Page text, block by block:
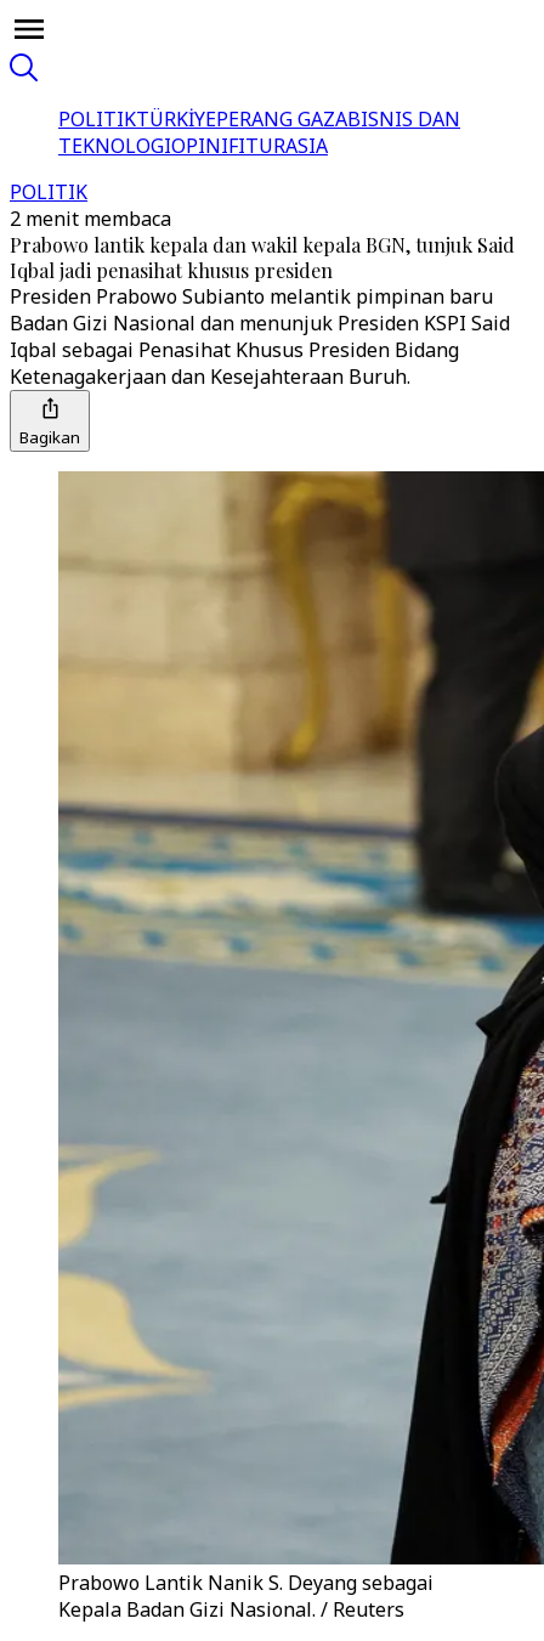
POLITIKTÜRKİYEPERANG GAZABISNIS DAN
TEKNOLOGIOPINIFITURASIA
POLITIK
2 menit membaca
Prabowo lantik kepala dan wakil kepala BGN, tunjuk Said
Iqbal jadi penasihat khusus presiden
Presiden Prabowo Subianto melantik pimpinan baru
Badan Gizi Nasional dan menunjuk Presiden KSPI Said
Iqbal sebagai Penasihat Khusus Presiden Bidang
Ketenagakerjaan dan Kesejahteraan Buruh.
Bagikan
Prabowo Lantik Nanik S. Deyang sebagai
Kepala Badan Gizi Nasional. / Reuters